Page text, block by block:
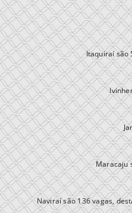
Itaquiraí são
Maracaju
Naviraí são 136 vagas,